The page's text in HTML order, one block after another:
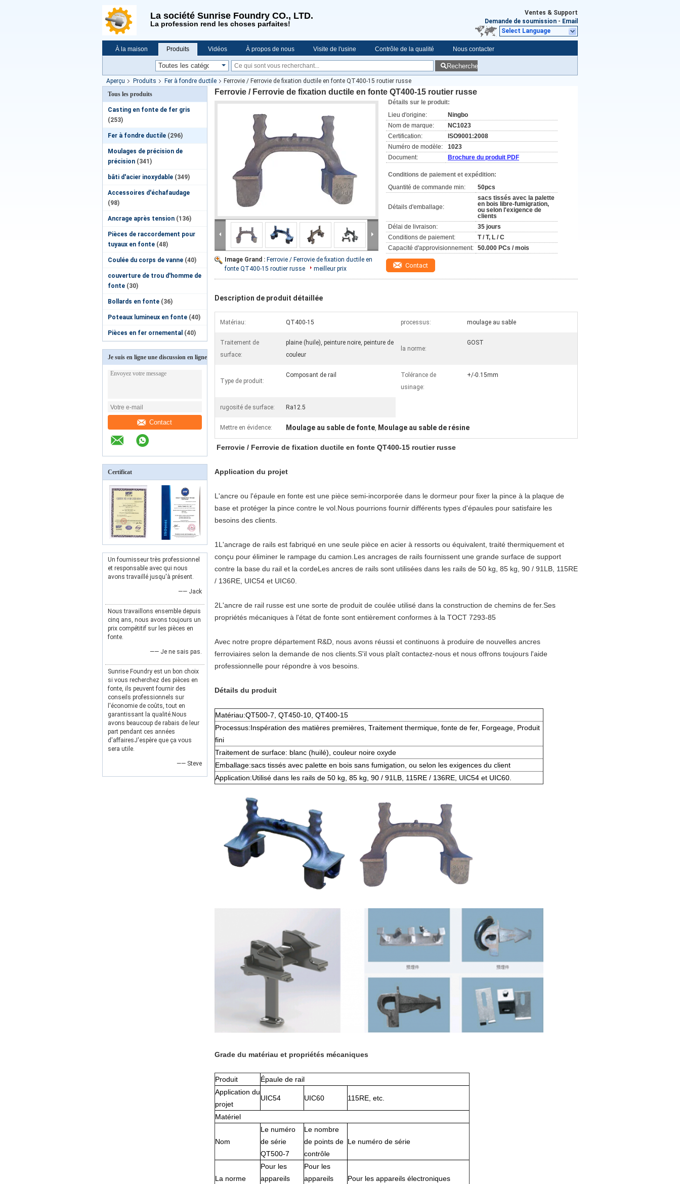
La société Sunrise Foundry CO., LTD.
La profession rend les choses parfaites!
Ventes & Support
Demande de soumission - Email
Select Language
À la maison Produits Vidéos À propos de nous Visite de l'usine Contrôle de la qualité Nous contacter
Demande de soumission Nouvelles Recherche
Aperçu Produits Fer à fondre ductile
Ferrovie / Ferrovie de fixation ductile en fonte QT400-15 routier russe
Tous les produits
Casting en fonte de fer gris
(253)
Fer à fondre ductile (296)
Moulages de précision de
précision (341)
bâti d'acier inoxydable (349)
Accessoires d'échafaudage
(98)
Ancrage après tension (136)
Pièces de raccordement pour
tuyaux en fonte (48)
Coulée du corps de vanne (40)
couverture de trou d'homme de
fonte (30)
Bollards en fonte (36)
Poteaux lumineux en fonte (40)
Pièces en fer ornemental (40)
Je suis en ligne une discussion en ligne
Contact
Certificat
Un fournisseur très professionnel
et responsable avec qui nous
avons travaillé jusqu'à présent.
—— Jack
Nous travaillons ensemble depuis
cinq ans, nous avons toujours un
prix compétitif sur les pièces en
fonte.
—— Je ne sais pas.
Sunrise Foundry est un bon choix
si vous recherchez des pièces en
fonte, ils peuvent fournir des
conseils professionnels sur
l'économie de coûts, tout en
garantissant la qualité.Nous
avons beaucoup de rabais de leur
part pendant ces années
d'affairesJ'espère que ça vous
sera utile.
—— Steve
Ferrovie / Ferrovie de fixation ductile en fonte QT400-15 routier russe
Image Grand : Ferrovie / Ferrovie de fixation ductile en
fonte QT400-15 routier russe
meilleur prix
Détails sur le produit:
Lieu d'origine:
Ningbo
Nom de marque:
NC1023
Certification:
ISO9001:2008
Numéro de modèle:
1023
Document:
Brochure du produit PDF
Conditions de paiement et expédition:
Quantité de commande min:
50pcs
Détails d'emballage:
sacs tissés avec la palette
en bois libre-fumigration,
ou selon l'exigence de
clients
Délai de livraison:
35 jours
Conditions de paiement:
T / T, L / C
Capacité d'approvisionnement: 50.000 PCs / mois
Contact
Description de produit détaillée
Matériau: QT400-15 processus: moulage au sable
Traitement de
surface:
plaine (huile), peinture noire, peinture de
couleur
la norme:
GOST
Type de produit:
Composant de rail
Tolérance de
usinage:
+/-0.15mm
rugosité de surface: Ra12.5
Mettre en évidence: Moulage au sable de fonte, Moulage au sable de résine
Ferrovie / Ferrovie de fixation ductile en fonte QT400-15 routier russe
Application du projet
L'ancre ou l'épaule en fonte est une pièce semi-incorporée dans le dormeur pour fixer la pince à la plaque de
base et protéger la pince contre le vol.Nous pourrions fournir différents types d'épaules pour satisfaire les
besoins des clients.
1L'ancrage de rails est fabriqué en une seule pièce en acier à ressorts ou équivalent, traité thermiquement et
conçu pour éliminer le rampage du camion.Les ancrages de rails fournissent une grande surface de support
contre la base du rail et la cordeLes ancres de rails sont utilisées dans les rails de 50 kg, 85 kg, 90 / 91LB, 115RE
/ 136RE, UIC54 et UIC60.
2L'ancre de rail russe est une sorte de produit de coulée utilisé dans la construction de chemins de fer.Ses
propriétés mécaniques à l'état de fonte sont entièrement conformes à la TOCT 7293-85
Avec notre propre département R&D, nous avons réussi et continuons à produire de nouvelles ancres
ferroviaires selon la demande de nos clients.S'il vous plaît contactez-nous et nous offrons toujours l'aide
professionnelle pour répondre à vos besoins.
Détails du produit
Matériau:QT500-7, QT450-10, QT400-15
Processus:Inspé­ration des matières premières, Traitement thermique, fonte de fer, Forgeage, Produit
fini
Traitement de surface: blanc (huilé), couleur noire oxyde
Emballage:sacs tissés avec palette en bois sans fumigation, ou selon les exigences du client
Application:Utilisé dans les rails de 50 kg, 85 kg, 90 / 91LB, 115RE / 136RE, UIC54 et UIC60.
Grade du matériau et propriétés mécaniques
Produit
Épaule de rail
Application du
projet
UIC54 UIC60 115RE, etc.
Matériel
Nom
Le numéro
de série
QT500-7
Le nombre
de points de
contrôle
Le numéro de série
La norme
Pour les
appareils
Pour les
appareils
Pour les appareils électroniques